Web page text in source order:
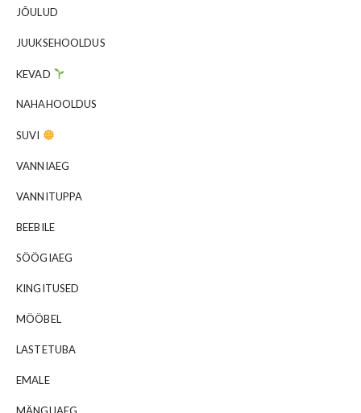
JÕULUD
JUUKSEHOOLDUS
KEVAD
NAHAHOOLDUS
SUVI
VANNIAEG
VANNITUPPA
BEEBILE
SÖÖGIAEG
KINGITUSED
MÖÖBEL
LASTETUBA
EMALE
MÄNGUAEG